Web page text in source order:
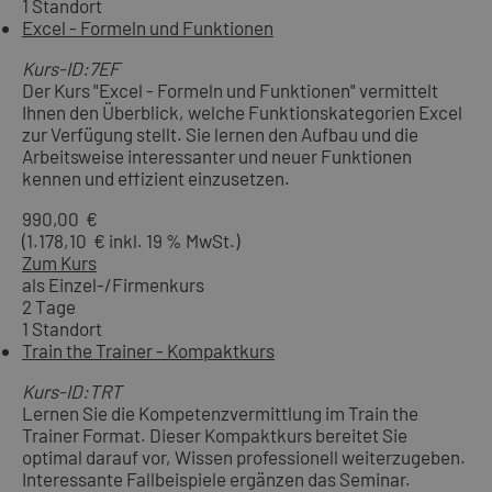
1 Standort
Excel - Formeln und Funktionen
Kurs-ID:7EF
Der Kurs "Excel - Formeln und Funktionen" vermittelt
Ihnen den Überblick, welche Funktionskategorien Excel
zur Verfügung stellt. Sie lernen den Aufbau und die
Arbeitsweise interessanter und neuer Funktionen
kennen und effizient einzusetzen.
990,00 €
(1.178,10 € inkl. 19 % MwSt.)
Zum Kurs
als Einzel-/Firmenkurs
2 Tage
1 Standort
Train the Trainer - Kompaktkurs
Kurs-ID:TRT
Lernen Sie die Kompetenzvermittlung im Train the
Trainer Format. Dieser Kompaktkurs bereitet Sie
optimal darauf vor, Wissen professionell weiterzugeben.
Interessante Fallbeispiele ergänzen das Seminar.